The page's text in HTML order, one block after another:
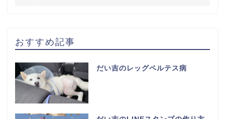
おすすめ記事
だい吉のレッグペルテス病